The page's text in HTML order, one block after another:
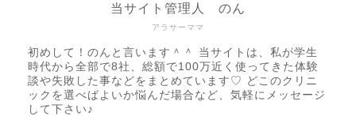
アラサーママ
当サイト管理人 のん
初めして！のんと言います＾＾ 当サイトは、私が学生
時代から全部で8社、総額で100万近く使ってきた体験
談や失敗した事などをまとめています♡ どこのクリニ
ックを選べばよいか悩んだ場合など、気軽にメッセージ
して下さい♪